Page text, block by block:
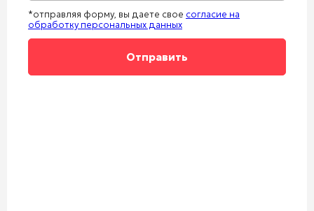
*отправляя форму, вы даете свое согласие на
обработку персональных данных